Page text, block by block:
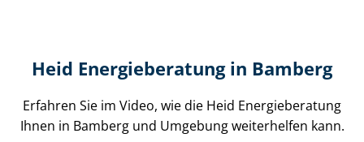
Heid Energieberatung in Bamberg
Erfahren Sie im Video, wie die Heid Energieberatung
Ihnen in Bamberg und Umgebung weiterhelfen kann.